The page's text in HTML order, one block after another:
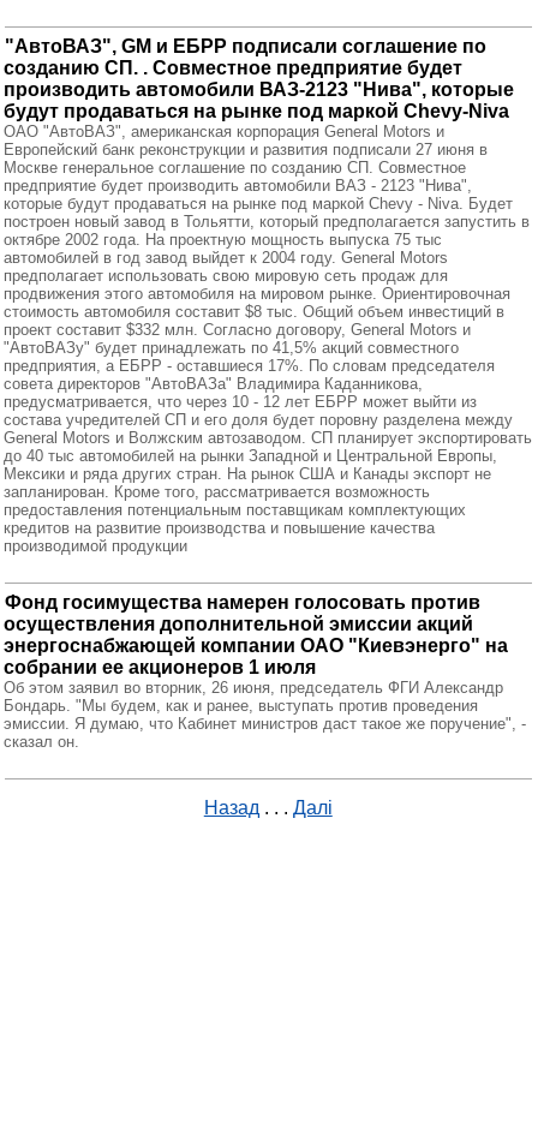
"АвтоВАЗ", GM и ЕБРР подписали соглашение по
созданию СП. . Совместное предприятие будет
производить автомобили ВАЗ-2123 "Нива", которые
будут продаваться на рынке под маркой Chevy-Niva
ОАО "АвтоВАЗ", американская корпорация General Motors и
Европейский банк реконструкции и развития подписали 27 июня в
Москве генеральное соглашение по созданию СП. Совместное
предприятие будет производить автомобили ВАЗ - 2123 "Нива",
которые будут продаваться на рынке под маркой Chevy - Niva. Будет
построен новый завод в Тольятти, который предполагается запустить в
октябре 2002 года. На проектную мощность выпуска 75 тыс
автомобилей в год завод выйдет к 2004 году. General Motors
предполагает использовать свою мировую сеть продаж для
продвижения этого автомобиля на мировом рынке. Ориентировочная
стоимость автомобиля составит $8 тыс. Общий объем инвестиций в
проект составит $332 млн. Согласно договору, General Motors и
"АвтоВАЗу" будет принадлежать по 41,5% акций совместного
предприятия, а ЕБРР - оставшиеся 17%. По словам председателя
совета директоров "АвтоВАЗа" Владимира Каданникова,
предусматривается, что через 10 - 12 лет ЕБРР может выйти из
состава учредителей СП и его доля будет поровну разделена между
General Motors и Волжским автозаводом. СП планирует экспортировать
до 40 тыс автомобилей на рынки Западной и Центральной Европы,
Мексики и ряда других стран. На рынок США и Канады экспорт не
запланирован. Кроме того, рассматривается возможность
предоставления потенциальным поставщикам комплектующих
кредитов на развитие производства и повышение качества
производимой продукции
Фонд госимущества намерен голосовать против
осуществления дополнительной эмиссии акций
энергоснабжающей компании ОАО "Киевэнерго" на
собрании ее акционеров 1 июля
Об этом заявил во вторник, 26 июня, председатель ФГИ Александр
Бондарь. "Мы будем, как и ранее, выступать против проведения
эмиссии. Я думаю, что Кабинет министров даст такое же поручение", -
сказал он.
Назад . . . Далі